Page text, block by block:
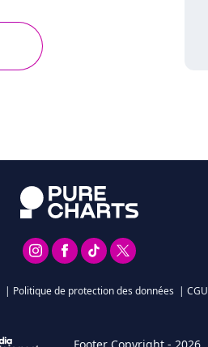
| Politique de protection des données | CGU
Footer Copyright - 2026